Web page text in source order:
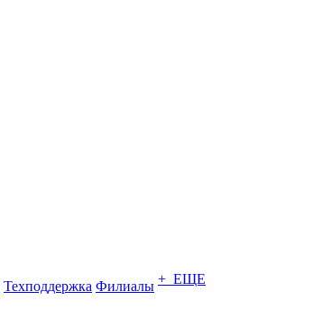
Техподдержка Филиалы + ЕЩЕ